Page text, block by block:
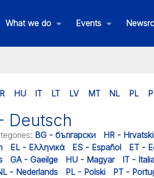
What we do Events
HU IT LT LV MT NL PL
Deutsch
: BG - български HR - Hrvatski
EL - Ελληνικά ES - Español ET -
GA - Gaeilge HU - Magyar IT -
- Nederlands PL - Polski PT -